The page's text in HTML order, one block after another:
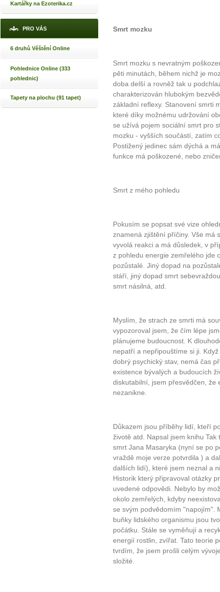
10 tipů
Kartářky na Ezoterika.cz
PRO VÁS
6 druhů Věštění Online
Pohlednice Online (333
pohlednic)
Tapety na plochu (91 tapet)
Smrt mozku
Smrt mozku s nevratným
pěti minutách, během nichž je
doba delší a rovněž tak u
charakterizován hlubokým
základní reflexy. Stanovení smrti
které díky možnému udržování
se užívá pojem sociální smrt pro
mozku - vyšších součástí, zatím
Postižený jedinec sám dýchá a
funkce má poškozené, nebo
Smrt z mého pohledu
Pokusím se popsat své vize
znamená zjištění příčiny. Vše má
vyvolá reakci a má důsledek, v
z pohledu energie zemřelého jde
pozůstalé. Jiný dopad na
stáří, jiný dopad smrt
smrt násilná, atd.
Myslím, že strach ze smrti má
vypozoroval jsem, že čím lépe
plánujeme budoucnost. K
nepatří a nepřipouštíme si ji.
dobrý psychický stav, nemá čas
existence bývalých a budoucích
diskutabilní, jsem přesvědčen, že
nezanikne.
Důkazem jsou příběhy lidí, kteří
životě atd. Napsal jsem knihu
smrt Jana Masaryka (nyní se po
vraždě moje verze potvrdila ) a
dalších lidí), které jsem neznal a
Historik který připravoval otázky
uvedené odpovědi. Nebylo by
okolo zemřelých, kdyby
se svým podvědomím "napojím".
buňky lidského organismu jsou
počátku. Stále se vyměňují a
energií rostlin, zvířat. Tato teorie
tvrdím, že jsem prošli celým
složité.